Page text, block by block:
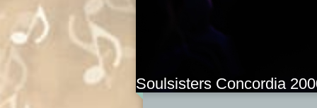
Soulsisters Concordia